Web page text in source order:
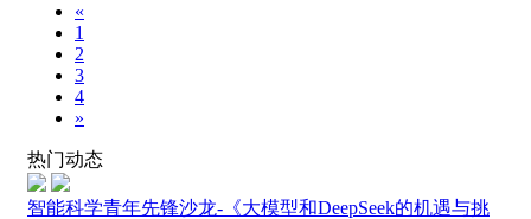
«
1
2
3
4
»
热门动态
智能科学青年先锋沙龙-《大模型和DeepSeek的机遇与挑